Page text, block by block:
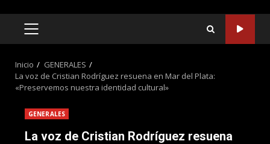
MENÚ
Inicio
GENERALES
La voz de Cristian Rodríguez resuena en Mar del Plata:
«Preservemos nuestra identidad cultural»
GENERALES
La voz de Cristian Rodríguez resuena